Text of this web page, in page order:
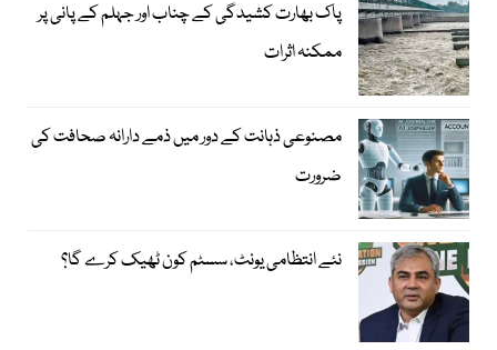
پاک بھارت کشیدگی کے چناب اور جہلم کے پانی پر
ممکنہ اثرات
مصنوعی ذہانت کے دور میں ذمے دارانہ صحافت کی
ضرورت
نئے انتظامی یونٹ، سسٹم کون ٹھیک کرے گا؟